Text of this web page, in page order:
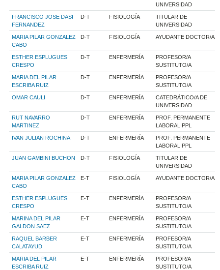
UNIVERSIDAD
FRANCISCO JOSE DASI
FERNANDEZ
D-T FISIOLOGÍA
TITULAR DE
UNIVERSIDAD
MARIA PILAR GONZALEZ
CABO
D-T FISIOLOGÍA AYUDANTE DOCTOR/A
ESTHER ESPLUGUES
CRESPO
D-T ENFERMERÍA
PROFESOR/A
SUSTITUTO/A
MARIA DEL PILAR
ESCRIBA RUIZ
D-T ENFERMERÍA
PROFESOR/A
SUSTITUTO/A
OMAR CAULI D-T ENFERMERÍA
CATEDRÁTICO/A DE
UNIVERSIDAD
RUT NAVARRO
MARTINEZ
D-T ENFERMERÍA
PROF. PERMANENTE
LABORAL PPL
IVAN JULIAN ROCHINA D-T ENFERMERÍA
PROF. PERMANENTE
LABORAL PPL
JUAN GAMBINI BUCHON D-T FISIOLOGÍA
TITULAR DE
UNIVERSIDAD
MARIA PILAR GONZALEZ
CABO
E-T FISIOLOGÍA AYUDANTE DOCTOR/A
ESTHER ESPLUGUES
CRESPO
E-T ENFERMERÍA
PROFESOR/A
SUSTITUTO/A
MARINA DEL PILAR
GALDON SAEZ
E-T ENFERMERÍA
PROFESOR/A
SUSTITUTO/A
RAQUEL BARBER
CALATAYUD
E-T ENFERMERÍA
PROFESOR/A
SUSTITUTO/A
MARIA DEL PILAR
ESCRIBA RUIZ
E-T ENFERMERÍA
PROFESOR/A
SUSTITUTO/A